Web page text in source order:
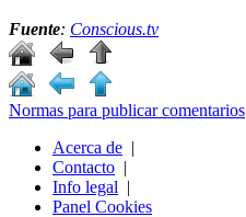
Fuente: Conscious.tv
Normas para publicar comentarios
Acerca de |
Contacto |
Info legal |
Panel Cookies